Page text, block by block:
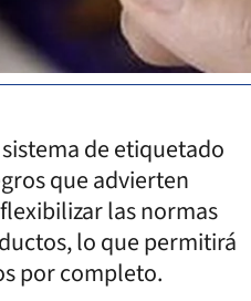
de etiquetado
que advierten
las normas
lo que permitirá
por completo.